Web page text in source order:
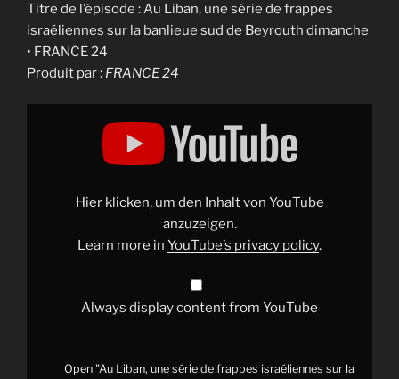
Titre de l’épisode : Au Liban, une série de frappes
israéliennes sur la banlieue sud de Beyrouth dimanche
• FRANCE 24
Produit par : FRANCE 24
Display
israéliennesHier klicken, um den Inhalt von YouTube
anzuzeigen.
Learn more in YouTube’s privacy policy.
Always display content from YouTube
Open "Au Liban, une série de frappes israéliennes sur la